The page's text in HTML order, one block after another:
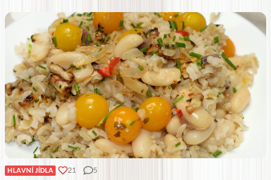
HLAVNÍ JÍDLA 21 5